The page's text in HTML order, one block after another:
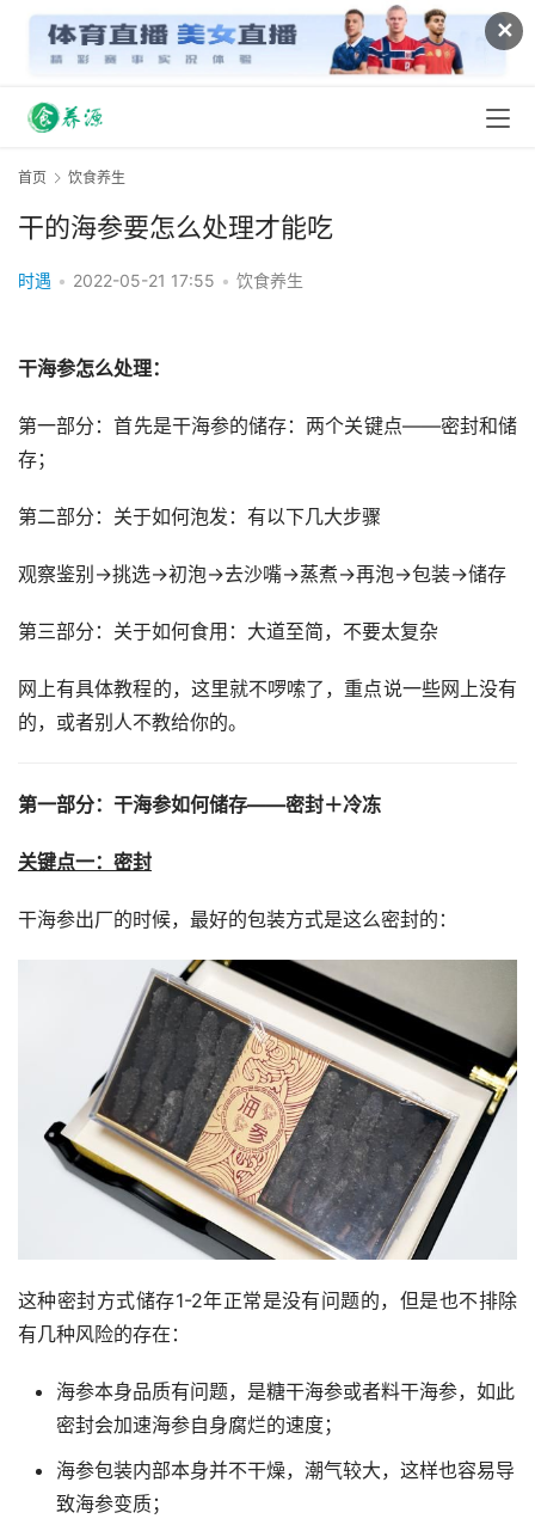
✕
首页 饮食养生
干的海参要怎么处理才能吃
时遇 • 2022-05-21 17:55 • 饮食养生
干海参怎么处理：
第一部分：首先是干海参的储存：两个关键点——密封和储
存；
第二部分：关于如何泡发：有以下几大步骤
观察鉴别→挑选→初泡→去沙嘴→蒸煮→再泡→包装→储存
第三部分：关于如何食用：大道至简，不要太复杂
网上有具体教程的，这里就不啰嗦了，重点说一些网上没有
的，或者别人不教给你的。
第一部分：干海参如何储存——密封＋冷冻
关键点一：密封
干海参出厂的时候，最好的包装方式是这么密封的：
这种密封方式储存1-2年正常是没有问题的，但是也不排除
有几种风险的存在：
海参本身品质有问题，是糖干海参或者料干海参，如此
密封会加速海参自身腐烂的速度；
海参包装内部本身并不干燥，潮气较大，这样也容易导
致海参变质；